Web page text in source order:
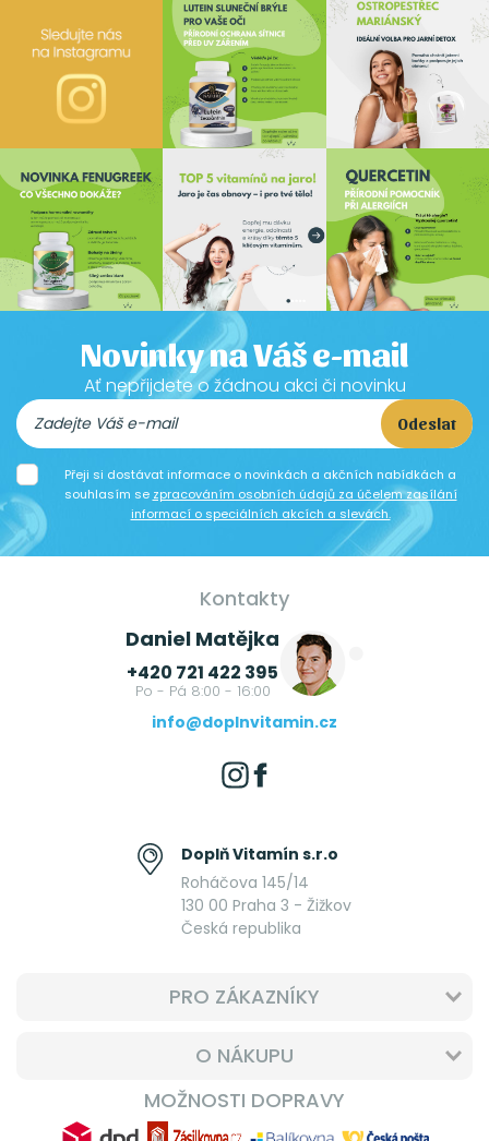
Novinky na Váš e-mail
Ať nepřijdete o žádnou akci či novinku
Odeslat
Přeji si dostávat informace o novinkách a akčních nabídkách a
souhlasím se zpracováním osobních údajů za účelem zasílání
informací o speciálních akcích a slevách.
Kontakty
Daniel Matějka
+420 721 422 395
Po - Pá 8:00 - 16:00
info@doplnvitamin.cz
Doplň Vitamín s.r.o
Roháčova 145/14
130 00 Praha 3 - Žižkov
Česká republika
PRO ZÁKAZNÍKY
O NÁKUPU
MOŽNOSTI DOPRAVY